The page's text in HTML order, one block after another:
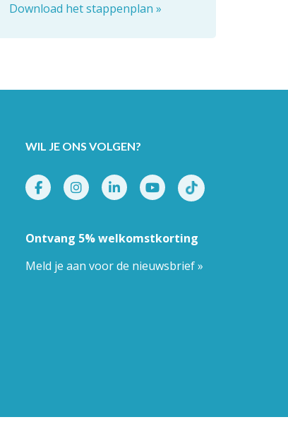
Download het stappenplan »
WIL JE ONS VOLGEN?
Ontvang 5% welkomstkorting
Meld je aan voor de nieuwsbrief »